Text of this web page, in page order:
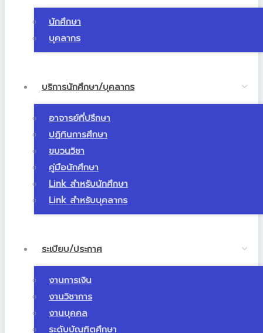
นักศึกษา
บุคลากร
บริการนักศึกษา/บุคลากร
อาจารย์ที่ปรึกษา
ปฏิทินการศึกษา
ขบวนวิชา
คู่มือนักศึกษา
Link สำหรับนักศึกษา
Link สำหรับบุคลากร
ระเบียบ/ประกาศ
งานการเงิน
งานวิชาการ
งานบุคคล
ระดับบัณฑิตศึกษา